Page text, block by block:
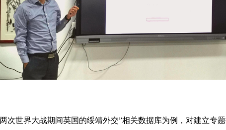
次世界大战期间英国的绥靖外交”相关数据库为例，对建立专